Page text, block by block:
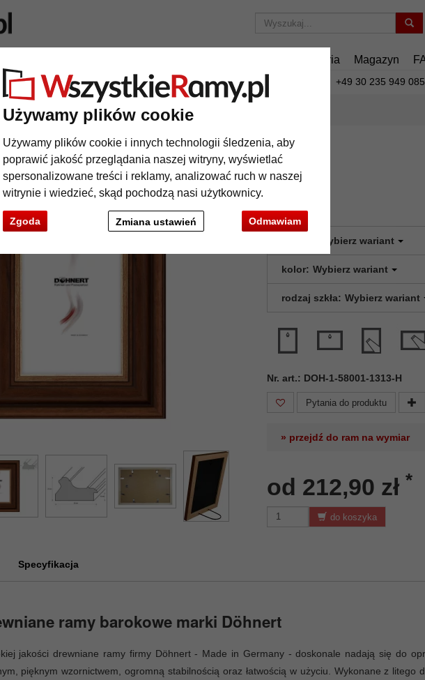
Używamy plików cookie
Używamy plików cookie i innych technologii śledzenia, aby
poprawić jakość przeglądania naszej witryny, wyświetlać
spersonalizowane treści i reklamy, analizować ruch w naszej
witrynie i wiedzieć, skąd pochodzą nasi użytkownicy.
Zgoda Odmawiam
Zmiana ustawień
Akcesoria Magazyn
Tylko 25,95 zł za wysyłkę. +49 30 235 949 085
rama Southgate
rama Southgate
Wybierz wariant
kolor: Wybierz wariant
rodzaj szkła: Wybierz wariant
Nr. art.: DOH-1-58001-1313-H
Pytania do produktu
» przejdź do ram na wymiar
od 212,90 zł *
do koszyka
Specyfikacja
ramy barokowe marki Döhnert
jakości drewniane ramy firmy Döhnert - Made in Germany - doskonale nadają się do
pięknym wzornictwem, ogromną stabilnością oraz łatwością w użyciu. Wykonane z litego